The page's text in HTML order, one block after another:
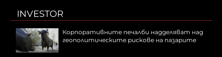
INVESTOR
Корпоративните печалби надделяват над
геополитическите рискове на пазарите